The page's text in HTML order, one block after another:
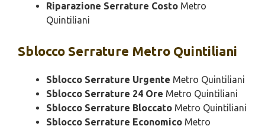
Riparazione Serrature Costo Metro
Quintiliani
Sblocco Serrature Metro Quintiliani
Sblocco Serrature Urgente Metro Quintiliani
Sblocco Serrature 24 Ore Metro Quintiliani
Sblocco Serrature Bloccato Metro Quintiliani
Sblocco Serrature Economico Metro